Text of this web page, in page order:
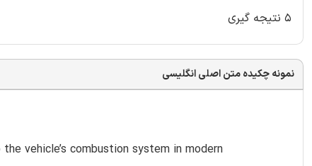
۵ نتیجه گیری
نمونه چکیده متن اصلی انگلیسی
vehicle’s combustion system in modern